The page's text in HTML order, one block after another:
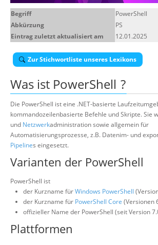
Begriff
PowerShell
Abkürzung
PS
Eintrag zuletzt aktualisiert am
12.01.2025
Zur Stichwortliste unseres Lexikons
Was ist PowerShell ?
Die PowerShell ist eine .NET-basierte
kommandozeilenbasierte Befehle und Skripte. Sie
und Netzwerkadministration sowie allgemein für
Automatisierungsprozesse, z.B. Datenim- und
Pipelines eingesetzt.
Varianten der PowerShell
PowerShell ist
der Kurzname fürWindows PowerShell
der Kurzname für PowerShell Core (Versionen
offizieller Name der PowerShell (seit Version
Plattformen